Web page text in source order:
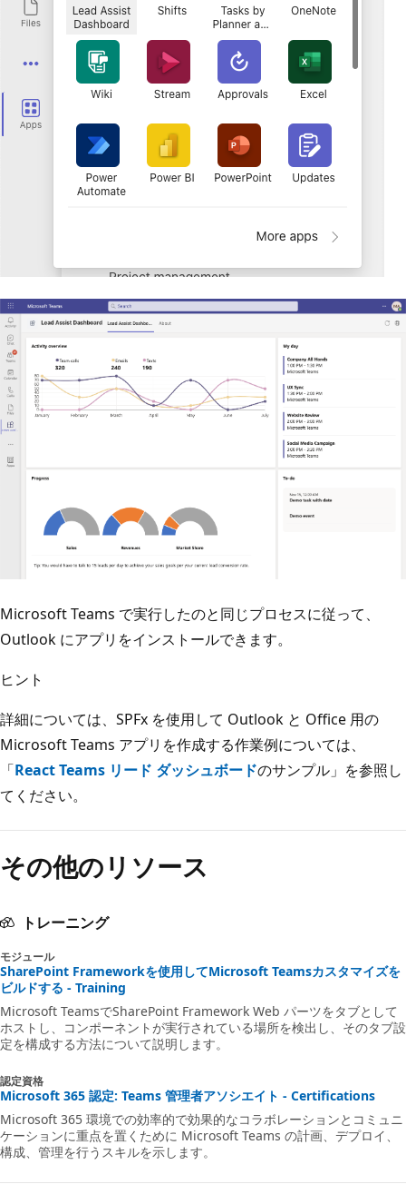
Microsoft Teams で実行したのと同じプロセスに従って、
Outlook にアプリをインストールできます。
ヒント
詳細については、SPFx を使用して Outlook と Office 用の
Microsoft Teams アプリを作成する作業例については、
「React Teams リード ダッシュボードのサンプル」を参照し
てください。
その他のリソース
トレーニング
モジュール
SharePoint Frameworkを使用してMicrosoft Teamsカスタマイズを
ビルドする - Training
Microsoft TeamsでSharePoint Framework Web パーツをタブとして
ホストし、コンポーネントが実行されている場所を検出し、そのタブ設
定を構成する方法について説明します。
認定資格
Microsoft 365 認定: Teams 管理者アソシエイト - Certifications
Microsoft 365 環境での効率的で効果的なコラボレーションとコミュニ
ケーションに重点を置くために Microsoft Teams の計画、デプロイ、
構成、管理を行うスキルを示します。